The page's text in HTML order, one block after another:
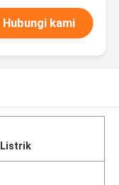
Hubungi kami